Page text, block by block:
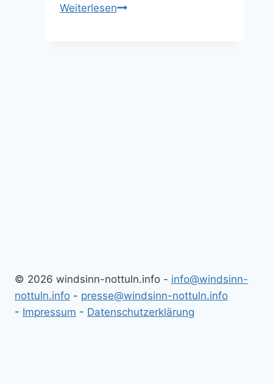
WeiterlesenDie
© 2026 windsinn-nottuln.info - info@windsinn-
nottuln.info - presse@windsinn-nottuln.info
- Impressum - Datenschutzerklärung